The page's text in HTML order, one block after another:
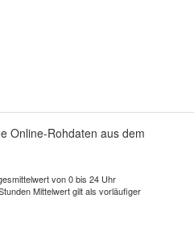
Online-Rohdaten aus dem
von 0 bis 24 Uhr
Mittelwert gilt als vorläufiger